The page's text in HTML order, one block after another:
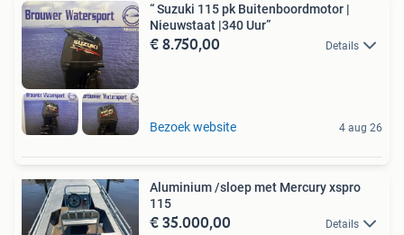
“ Suzuki 115 pk Buitenboordmotor |
Nieuwstaat |340 Uur”
€ 8.750,00 Details
Bezoek website 4 aug 26
Aluminium /sloep met Mercury xspro
115
€ 35.000,00 Details